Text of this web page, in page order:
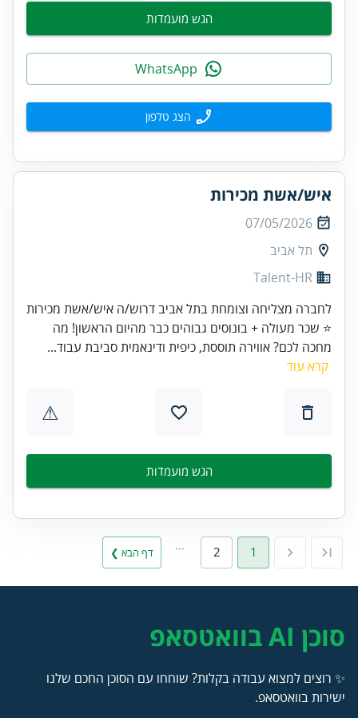
הגש מועמדות
הצג טלפון
איש/אשת מכירות
07/05/2026
תל אביב
Talent-HR
לחברה מצליחה וצומחת בתל אביב דרוש/ה איש/אשת מכירות
⭐ שכר מעולה + בונוסים גבוהים כבר מהיום הראשון! מה
מחכה לכם? אווירה תוססת, כיפית ודינאמית סביבת עבוד...
קרא עוד
⚠
הגש מועמדות
1
2 דף הבא ❯
סוכן AI בוואטסאפ
✨ רוצים למצוא עבודה בקלות? שוחחו עם הסוכן החכם שלנו
ישירות בוואטסאפ.